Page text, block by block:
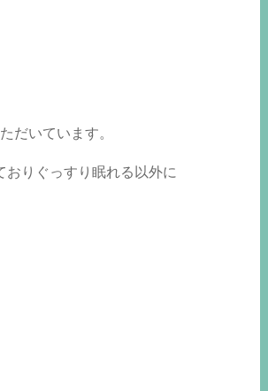
だいています。
りぐっすり眠れる以外に